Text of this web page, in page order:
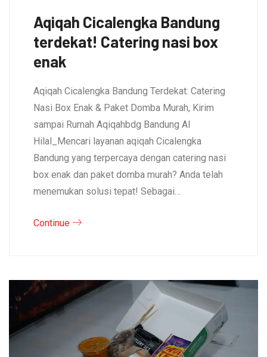
Aqiqah Cicalengka Bandung
terdekat! Catering nasi box
enak
Aqiqah Cicalengka Bandung Terdekat: Catering
Nasi Box Enak & Paket Domba Murah, Kirim
sampai Rumah Aqiqahbdg Bandung Al
Hilal_Mencari layanan aqiqah Cicalengka
Bandung yang terpercaya dengan catering nasi
box enak dan paket domba murah? Anda telah
menemukan solusi tepat! Sebagai…
Continue